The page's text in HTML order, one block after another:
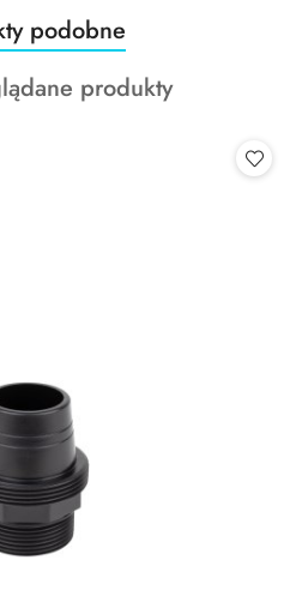
podobne
produkty